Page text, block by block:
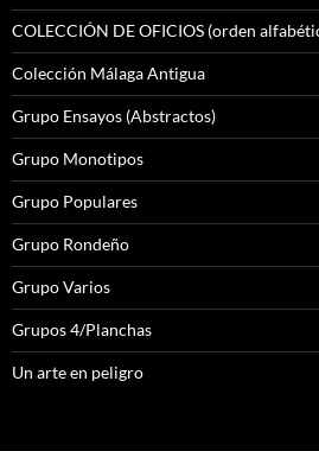
COLECCIÓN DE OFICIOS (orden
Colección Málaga Antigua
Grupo Ensayos (Abstractos)
Grupo Monotipos
Grupo Populares
Grupo Rondeño
Grupo Varios
Grupos 4/Planchas
Un arte en peligro